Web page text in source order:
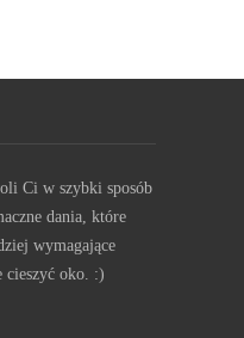
Ci w szybki sposób
dania, które
wymagające
cieszyć oko. :)